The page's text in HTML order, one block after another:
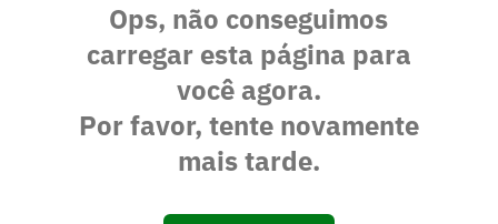
Ops, não conseguimos
carregar esta página para
você agora.
Por favor, tente novamente
mais tarde.